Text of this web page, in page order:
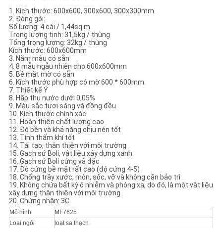
1. Kích thước: 600x600, 300x600, 300x300mm
2. Đóng gói:
Số lượng: 4 cái / 1,44sq.m
Trọng lượng tịnh: 31,5kg / thùng
Tổng trọng lượng: 32kg / thùng
Kích thước: 600x600mm
3. Năm màu có sẵn
4. 8 mẫu ngẫu nhiên cho 600x600mm
5. Bề mặt mờ có sẵn
6. Kích thước phù hợp có mờ 600 * 600mm
7. Thiết kế Ý
8. Hấp thụ nước dưới 0,05%
9. Màu sắc tươi sáng và đồng đều
10. Kích thước chính xác
11. Hoàn thiện chất lượng cao
12. Độ bền và khả năng chịu nén tốt
13. Tính thấm khí tốt
14. Tái tạo, thân thiện với môi trường
15. Gạch sứ Boli, vật liệu xây dựng xanh
16. Gạch sứ Boli cứng và đặc
17. Độ cứng bề mặt rất cao (độ cứng 4-5)
18. Chống trầy xước, mòn, sốc, vỡ và không cần bảo trì
19. Không chứa bất kỳ ô nhiễm và phóng xạ, do đó, là một vật liệu
xây dựng thân thiện với môi trường
20. Chứng nhận: 3C
Mô hình
MF7625
Loại ngói
loạt sa thạch